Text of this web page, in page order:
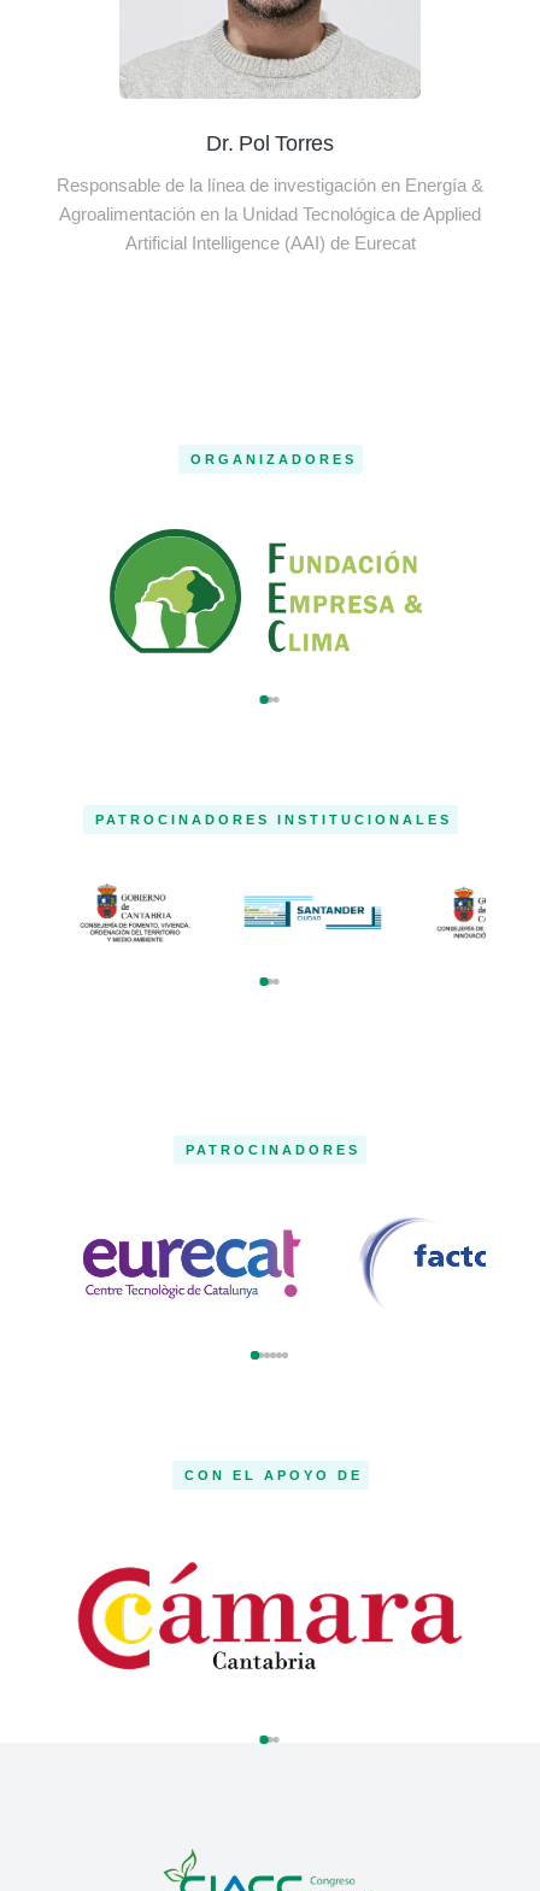
Dr. Pol Torres
Responsable de la línea de investigación en Energía &
Agroalimentación en la Unidad Tecnológica de Applied
Artificial Intelligence (AAI) de Eurecat
ORGANIZADORES
PATROCINADORES INSTITUCIONALES
PATROCINADORES
CON EL APOYO DE